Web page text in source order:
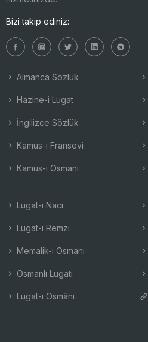
Bizi takip ediniz:
Almanca Sözlük
Hazine-i Lugat
İngilizce Sözlük
Kamus-ı Fransevi
Kamus-ı Osmani
Lugat-ı Naci
Lugat-ı Remzi
Memalik-i Osmani
Osmanlı Lugatı
Lugat-ı Osmâni